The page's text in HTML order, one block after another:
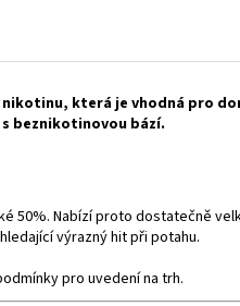
která je vhodná pro
beznikotinovou bází.
50%. Nabízí proto dostatečně
výrazný hit při potahu.
pro uvedení na trh.